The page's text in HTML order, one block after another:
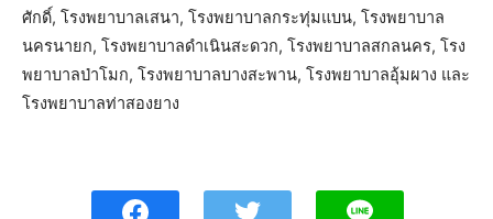
ศักดิ์, โรงพยาบาลเสนา, โรงพยาบาลกระทุ่มแบน, โรงพยาบาล
นครนายก, โรงพยาบาลดำเนินสะดวก, โรงพยาบาลสกลนคร, โรง
พยาบาลป่าโมก, โรงพยาบาลบางสะพาน, โรงพยาบาลอุ้มผาง และ
โรงพยาบาลท่าสองยาง